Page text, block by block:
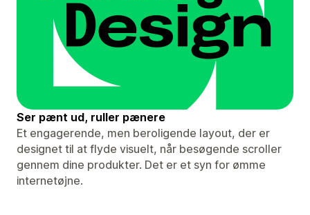
Ser pænt ud, ruller pænere
Et engagerende, men beroligende layout, der er
designet til at flyde visuelt, når besøgende scroller
gennem dine produkter. Det er et syn for ømme
internetøjne.